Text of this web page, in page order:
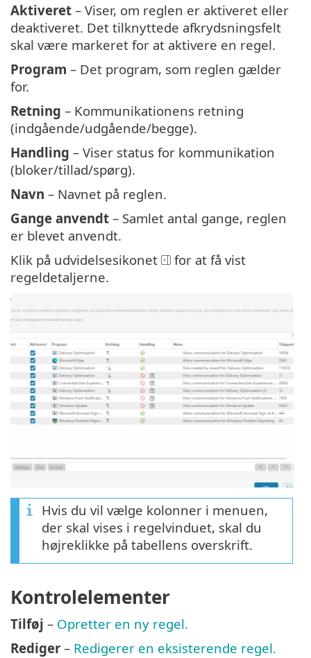
Aktiveret – Viser, om reglen er aktiveret eller
deaktiveret. Det tilknyttede afkrydsningsfelt
skal være markeret for at aktivere en regel.
Program – Det program, som reglen gælder
for.
Retning – Kommunikationens retning
(indgående/udgående/begge).
Handling – Viser status for kommunikation
(bloker/tillad/spørg).
Navn – Navnet på reglen.
Gange anvendt – Samlet antal gange, reglen
er blevet anvendt.
Klik på udvidelsesikonet
for at få vist
regeldetaljerne.
Hvis du vil vælge kolonner i menuen,
der skal vises i regelvinduet, skal du
højreklikke på tabellens overskrift.
Kontrolelementer
Tilføj – Opretter en ny regel.
Rediger – Redigerer en eksisterende regel.